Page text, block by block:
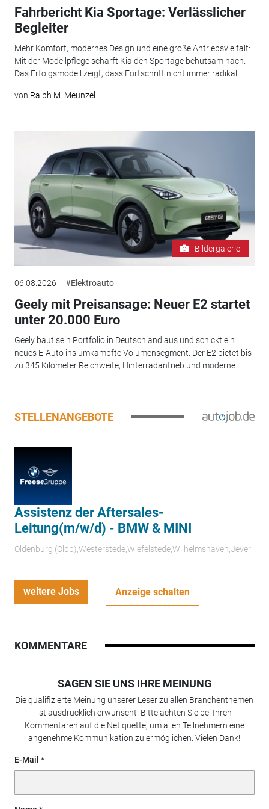
Fahrbericht Kia Sportage: Verlässlicher
Begleiter
Mehr Komfort, modernes Design und eine große Antriebsvielfalt:
Mit der Modellpflege schärft Kia den Sportage behutsam nach.
Das Erfolgsmodell zeigt, dass Fortschritt nicht immer radikal...
von Ralph M. Meunzel
Bildergalerie
06.08.2026 #Elektroauto
Geely mit Preisansage: Neuer E2 startet
unter 20.000 Euro
Geely baut sein Portfolio in Deutschland aus und schickt ein
neues E-Auto ins umkämpfte Volumensegment. Der E2 bietet bis
zu 345 Kilometer Reichweite, Hinterradantrieb und moderne...
STELLENANGEBOTE
Assistenz der Aftersales-
Leitung(m/w/d) - BMW & MINI
Oldenburg (Oldb);Westerstede;Wiefelstede;Wilhelmshaven;Jever
weitere Jobs Anzeige schalten
KOMMENTARE
SAGEN SIE UNS IHRE MEINUNG
Die qualifizierte Meinung unserer Leser zu allen Branchenthemen
ist ausdrücklich erwünscht. Bitte achten Sie bei Ihren
Kommentaren auf die Netiquette, um allen Teilnehmern eine
angenehme Kommunikation zu ermöglichen. Vielen Dank!
E-Mail